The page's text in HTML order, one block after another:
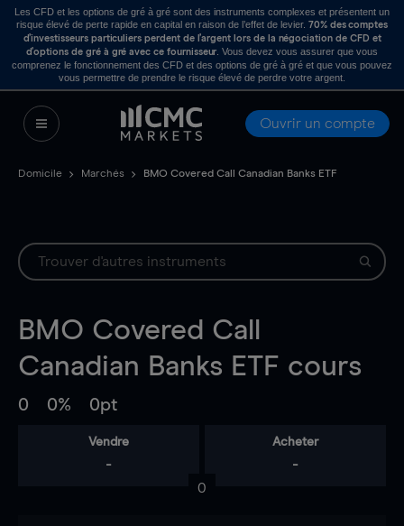
Les CFD et les options de gré à gré sont des instruments complexes et présentent un
risque élevé de perte rapide en capital en raison de l’effet de levier. 70% des comptes
d’investisseurs particuliers perdent de l’argent lors de la négociation de CFD et
d’options de gré à gré avec ce fournisseur . Vous devez vous assurer que vous
comprenez le fonctionnement des CFD et des options de gré à gré et que vous pouvez
vous permettre de prendre le risque élevé de perdre votre argent.
Ouvrir un compte
Domicile Marchés BMO Covered Call Canadian Banks ETF
BMO Covered Call
Canadian Banks ETF cours
0 0% 0pt
Vendre
-
Acheter
-
0